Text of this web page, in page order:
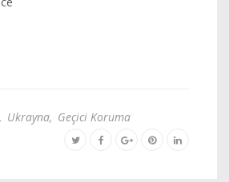
, Ukrayna, Geçici Koruma